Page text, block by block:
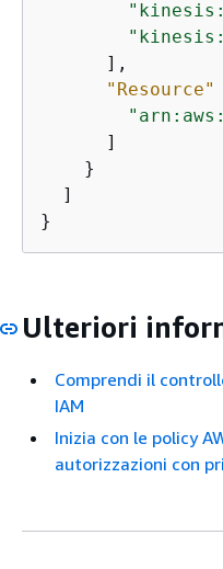
      ],
"Resource"
      ]
    }
  ]
}
Ulteriori
Comprendi il
IAM
Inizia con le policy
autorizzazioni con